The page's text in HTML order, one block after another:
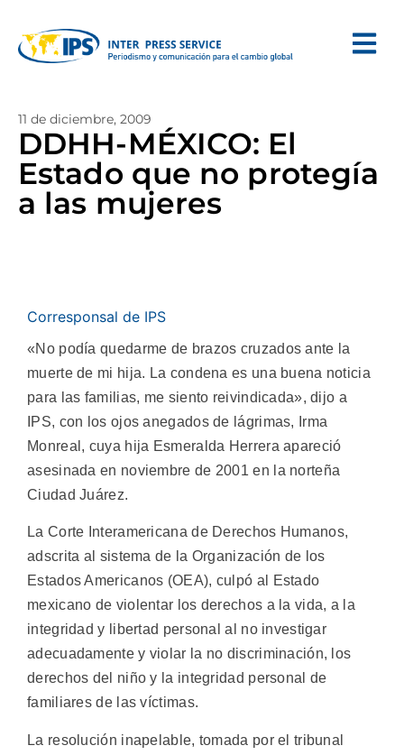
11 de diciembre, 2009
DDHH-MÉXICO: El
Estado que no protegía
a las mujeres
Corresponsal de IPS
«No podía quedarme de brazos cruzados ante la
muerte de mi hija. La condena es una buena noticia
para las familias, me siento reivindicada», dijo a
IPS, con los ojos anegados de lágrimas, Irma
Monreal, cuya hija Esmeralda Herrera apareció
asesinada en noviembre de 2001 en la norteña
Ciudad Juárez.
La Corte Interamericana de Derechos Humanos,
adscrita al sistema de la Organización de los
Estados Americanos (OEA), culpó al Estado
mexicano de violentar los derechos a la vida, a la
integridad y libertad personal al no investigar
adecuadamente y violar la no discriminación, los
derechos del niño y la integridad personal de
familiares de las víctimas.
La resolución inapelable, tomada por el tribunal